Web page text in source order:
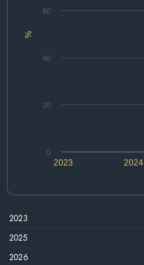
%
2024
2023
0
20
40
60
2023
2025
2026